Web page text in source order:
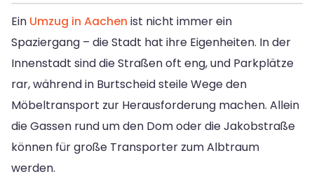
Ein Umzug in Aachen ist nicht immer ein
Spaziergang – die Stadt hat ihre Eigenheiten. In der
Innenstadt sind die Straßen oft eng, und Parkplätze
rar, während in Burtscheid steile Wege den
Möbeltransport zur Herausforderung machen. Allein
die Gassen rund um den Dom oder die Jakobstraße
können für große Transporter zum Albtraum
werden.